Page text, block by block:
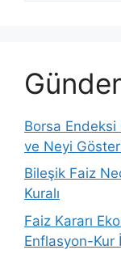
Borsa Endeksi
ve Neyi
Bileşik Faiz
Kuralı
Faiz Kararı
Enflasyon-Kur